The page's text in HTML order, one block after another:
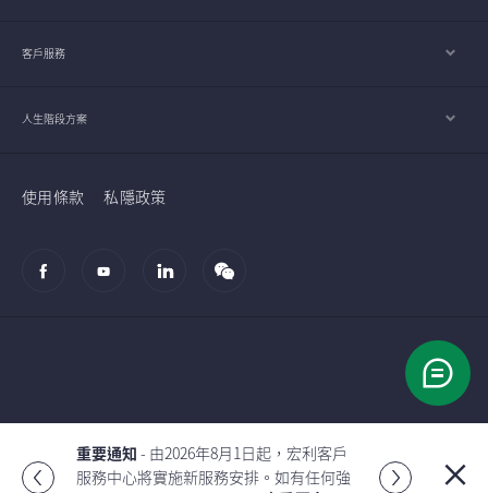
重要通知 - 由2026年7月2日起，宏利投資
管理（香港）有限公司的客戶服務中心將
客戶服務
人生階段方案
使用條款 私隱政策
Global